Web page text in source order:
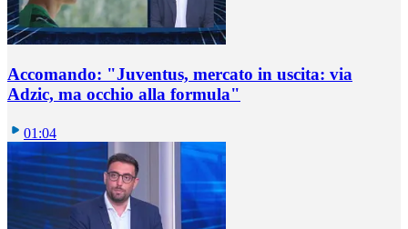
Accomando: "Juventus, mercato in uscita: via
Adzic, ma occhio alla formula"
01:04